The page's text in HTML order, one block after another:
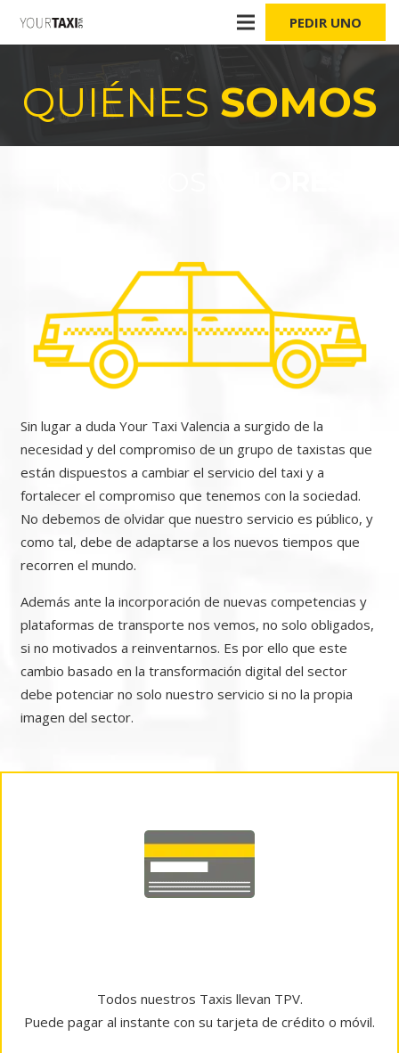
PEDIR UNO
QUIÉNES SOMOS
Sin lugar a duda Your Taxi Valencia a surgido de la
necesidad y del compromiso de un grupo de taxistas que
están dispuestos a cambiar el servicio del taxi y a
fortalecer el compromiso que tenemos con la sociedad.
No debemos de olvidar que nuestro servicio es público, y
como tal, debe de adaptarse a los nuevos tiempos que
recorren el mundo.
Además ante la incorporación de nuevas competencias y
plataformas de transporte nos vemos, no solo obligados,
si no motivados a reinventarnos. Es por ello que este
cambio basado en la transformación digital del sector
debe potenciar no solo nuestro servicio si no la propia
imagen del sector.
Todos nuestros Taxis llevan TPV.
Puede pagar al instante con su tarjeta de crédito o móvil.